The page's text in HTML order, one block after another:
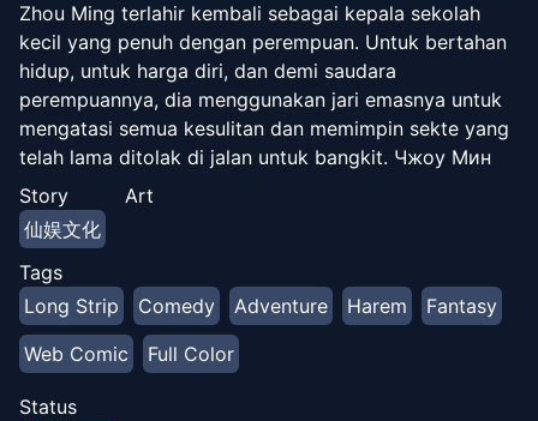
Zhou Ming terlahir kembali sebagai kepala sekolah
kecil yang penuh dengan perempuan. Untuk bertahan
hidup, untuk harga diri, dan demi saudara
perempuannya, dia menggunakan jari emasnya untuk
mengatasi semua kesulitan dan memimpin sekte yang
telah lama ditolak di jalan untuk bangkit. Чжоу Мин
переродился Мастером маленькой секты, которая
полна девушек. Чтобы выжить, ради достоинства и
ради своей сестры, он будет использовать свои
золотые руки, чтобы преодолеть все трудности и
возглавить давно ушедшую в прошлое секту на
кути к возвышению.
Story
仙娱文化
Art
Tags
Long Strip
Comedy Adventure Harem
Fantasy
Web Comic
Full Color
Status